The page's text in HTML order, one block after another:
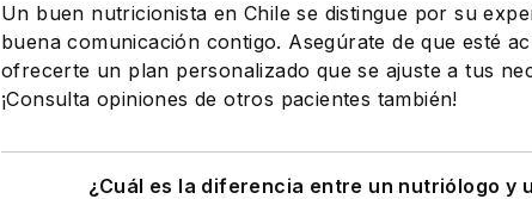
Un buen nutricionista en Chile se distingue por su
buena comunicación contigo. Asegúrate de que esté
ofrecerte un plan personalizado que se ajuste a tus
¡Consulta opiniones de otros pacientes también!
¿Cuál es la diferencia entre un nutriólogo y